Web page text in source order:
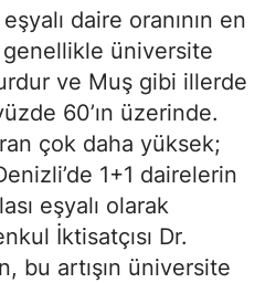
daire oranının en
üniversite
ve Muş gibi illerde
60’ın üzerinde.
çok daha yüksek;
1+1 dairelerin
eşyalı olarak
İktisatçısı Dr.
bu artışın üniversite